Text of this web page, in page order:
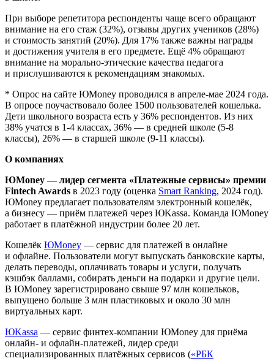
При выборе репетитора респонденты чаще всего обращают
внимание на его стаж (32%), отзывы других учеников (28%)
и стоимость занятий (20%). Для 17% также важны награды
и достижения учителя в его предмете. Ещё 4% обращают
внимание на морально-этические качества педагога
и прислушиваются к рекомендациям знакомых.
* Опрос на сайте ЮMoney проводился в апреле-мае 2024 года.
В опросе поучаствовало более 1500 пользователей кошелька.
Дети школьного возраста есть у 36% респондентов. Из них
38% учатся в 1-4 классах, 36% — в средней школе (5-8
классы), 26% — в старшей школе (9-11 классы).
О компаниях
ЮMoney — лидер сегмента «Платежные сервисы» премии
Fintech Awards в 2023 году (оценка Smart Ranking, 2024 год).
ЮMoney предлагает пользователям электронный кошелёк,
а бизнесу — приём платежей через ЮKassa. Команда ЮMoney
работает в платёжной индустрии более 20 лет.
Кошелёк ЮMoney — сервис для платежей в онлайне
и офлайне. Пользователи могут выпускать банковские карты,
делать переводы, оплачивать товары и услуги, получать
кэшбэк баллами, собирать деньги на подарки и другие цели.
В ЮMoney зарегистрировано свыше 97 млн кошельков,
выпущено больше 3 млн пластиковых и около 30 млн
виртуальных карт.
ЮKassa — сервис финтех-компании ЮMoney для приёма
онлайн- и офлайн-платежей, лидер среди
специализированных платёжных сервисов («РБК